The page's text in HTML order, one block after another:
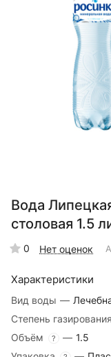
Вода
столовая 1.5
0 Нет оценок
Характеристики
Вид воды —
Степень газирования
Объём
? — 1.5